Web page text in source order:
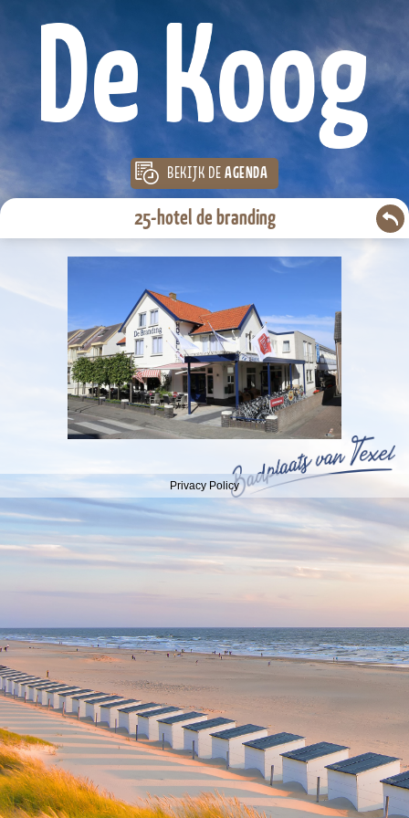
BEKIJK DE AGENDA
25-hotel de branding
Privacy Policy